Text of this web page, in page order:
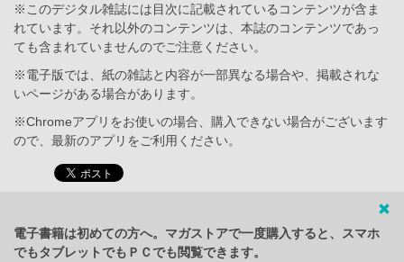
※このデジタル雑誌には目次に記載されているコンテンツが含ま
れています。それ以外のコンテンツは、本誌のコンテンツであっ
ても含まれていませんのでご注意ください。
※電子版では、紙の雑誌と内容が一部異なる場合や、掲載されな
いページがある場合があります。
※Chromeアプリをお使いの場合、購入できない場合がございます
ので、最新のアプリをご利用ください。
電子書籍は初めての方へ。マガストアで一度購入すると、スマホ
でもタブレットでもＰＣでも閲覧できます。